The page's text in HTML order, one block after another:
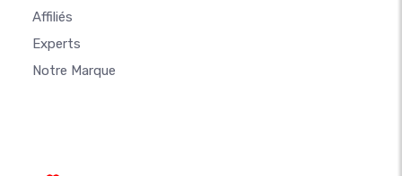
Affiliés
Experts
Notre Marque